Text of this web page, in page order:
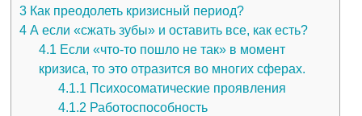
3 Как преодолеть кризисный период?
4 А если «сжать зубы» и оставить все, как есть?
4.1 Если «что-то пошло не так» в момент
кризиса, то это отразится во многих сферах.
4.1.1 Психосоматические проявления
4.1.2 Работоспособность